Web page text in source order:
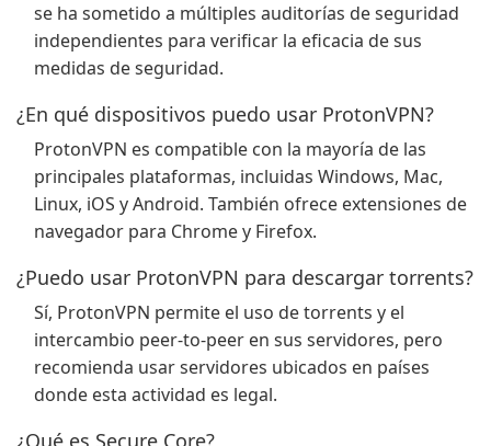
se ha sometido a múltiples auditorías de seguridad
independientes para verificar la eficacia de sus
medidas de seguridad.
¿En qué dispositivos puedo usar ProtonVPN?
ProtonVPN es compatible con la mayoría de las
principales plataformas, incluidas Windows, Mac,
Linux, iOS y Android. También ofrece extensiones de
navegador para Chrome y Firefox.
¿Puedo usar ProtonVPN para descargar torrents?
Sí, ProtonVPN permite el uso de torrents y el
intercambio peer-to-peer en sus servidores, pero
recomienda usar servidores ubicados en países
donde esta actividad es legal.
¿Qué es Secure Core?